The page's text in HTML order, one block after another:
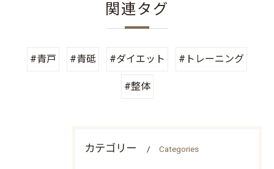
関連タグ
#青戸 #青砥 #ダイエット #トレーニング
#整体
カテゴリー Categories